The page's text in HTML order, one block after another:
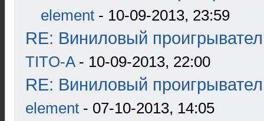
element - 10-09-2013, 23:59
RE: Виниловый
TITO-A- 10-09-2013, 22:00
RE: Виниловый
element - 07-10-2013, 14:05